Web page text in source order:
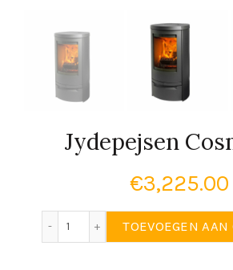
Jydepejsen
€3,225.00
TOEVOEGEN AAN